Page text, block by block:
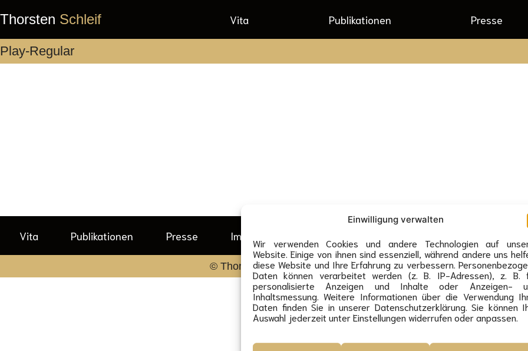
Einwilligung verwalten
Wir verwenden Cookies und andere Technologien auf
Website. Einige von ihnen sind essenziell, während andere uns
diese Website und Ihre Erfahrung zu verbessern.
Daten können verarbeitet werden (z. B. IP-Adressen), z. B.
personalisierte Anzeigen und Inhalte oder Anzeigen-
Inhaltsmessung. Weitere Informationen über die Verwendung
Daten finden Sie in unserer Datenschutzerklärung. Sie können
Auswahl jederzeit unter Einstellungen widerrufen oder anpassen.
Thorsten Schleif Vita Publikationen Presse
Play-Regular
Vita Publikationen Presse Impressum
© Thorsten Schleif 2021-26 - alle Rechte vorbehalten.